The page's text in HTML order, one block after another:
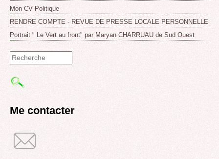
Mon CV Politique
RENDRE COMPTE - REVUE DE PRESSE LOCALE PERSONNELLE
Portrait " Le Vert au front" par Maryan CHARRUAU de Sud Ouest
de
recherche
Me contacter